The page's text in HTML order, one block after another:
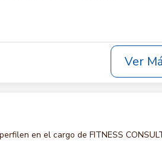
Ver
en el cargo de FITNESS